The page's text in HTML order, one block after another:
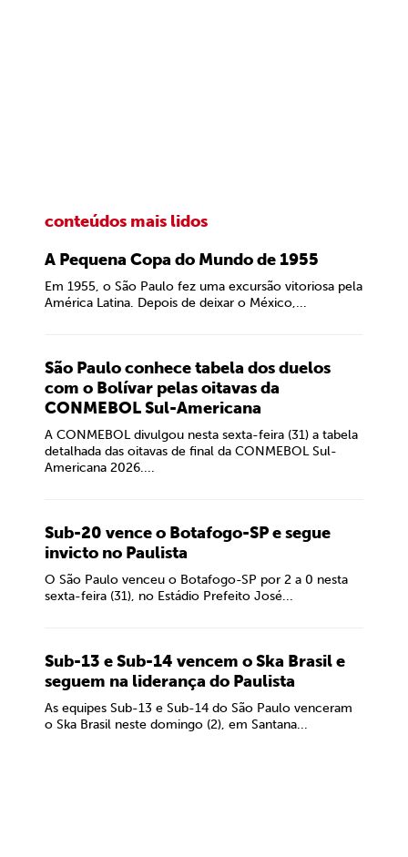
conteúdos mais lidos
A Pequena Copa do Mundo de 1955
Em 1955, o São Paulo fez uma excursão vitoriosa pela
América Latina. Depois de deixar o México,...
São Paulo conhece tabela dos duelos
com o Bolívar pelas oitavas da
CONMEBOL Sul-Americana
A CONMEBOL divulgou nesta sexta-feira (31) a tabela
detalhada das oitavas de final da CONMEBOL Sul-
Americana 2026....
Sub-20 vence o Botafogo-SP e segue
invicto no Paulista
O São Paulo venceu o Botafogo-SP por 2 a 0 nesta
sexta-feira (31), no Estádio Prefeito José...
Sub-13 e Sub-14 vencem o Ska Brasil e
seguem na liderança do Paulista
As equipes Sub-13 e Sub-14 do São Paulo venceram
o Ska Brasil neste domingo (2), em Santana...